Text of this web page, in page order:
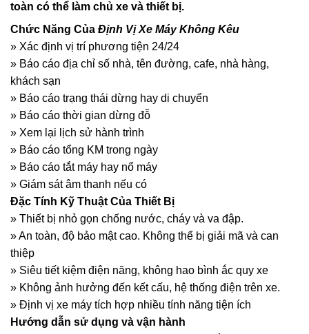
toàn có thể làm chủ xe và thiết bị.
Chức Năng Của Định Vị Xe Máy Không Kêu
» Xác định vị trí phương tiện 24/24
» Báo cáo địa chỉ số nhà, tên đường, cafe, nhà hàng,
khách sạn
» Báo cáo trạng thái dừng hay di chuyển
» Báo cáo thời gian dừng đỗ
» Xem lại lịch sử hành trình
» Báo cáo tổng KM trong ngày
» Báo cáo tắt máy hay nổ máy
» Giám sát âm thanh nếu có
Đặc Tính Kỹ Thuật Của Thiết Bị
» Thiết bị nhỏ gọn chống nước, cháy và va đập.
» An toàn, độ bảo mật cao. Không thể bị giải mã và can
thiệp
» Siêu tiết kiệm điện năng, không hao bình ắc quy xe
» Không ảnh hưởng đến kết cấu, hệ thống điện trên xe.
» Định vị xe máy tích hợp nhiều tính năng tiện ích
Hướng dẫn sử dụng và vận hành